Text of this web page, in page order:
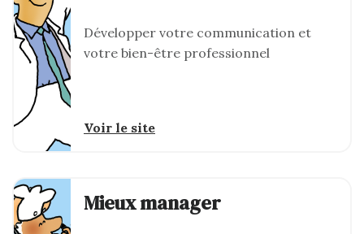
Développer votre communication et
votre bien-être professionnel
Voir le site
Mieux manager